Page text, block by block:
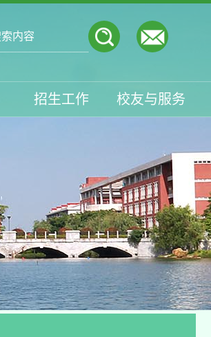
招生工作 校友与服务